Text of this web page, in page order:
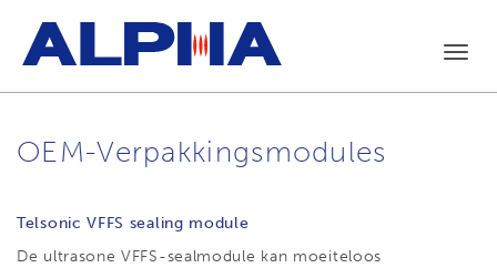
OEM-Verpakkingsmodules
Telsonic VFFS sealing module
De ultrasone VFFS-sealmodule kan moeiteloos